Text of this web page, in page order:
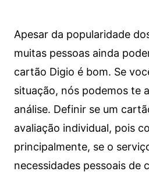
Apesar da popularidade
muitas pessoas ainda
cartão Digio é bom. Se
situação, nós podemos te
análise. Definir se um
avaliação individual, pois
principalmente, se o
necessidades pessoais de